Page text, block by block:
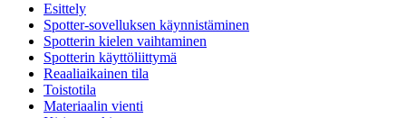
Esittely
Spotter-sovelluksen käynnistäminen
Spotterin kielen vaihtaminen
Spotterin käyttöliittymä
Reaaliaikainen tila
Toistotila
Materiaalin vienti